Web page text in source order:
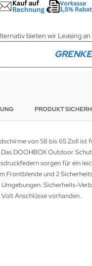
bieten wir Leasing an
PRODUKT
von 58 bis 65 Zoll
DOOHBOX Outdoor
sorgen für ein
Frontblende und 2
Sicherheits-
Anschlüsse vorhanden.